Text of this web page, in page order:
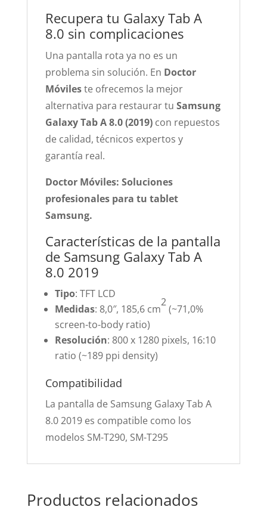
Recupera tu Galaxy Tab A
8.0 sin complicaciones
Una pantalla rota ya no es un
problema sin solución. En Doctor
Móvileste ofrecemos la mejor
alternativa para restaurar tu Samsung
Galaxy Tab A 8.0 (2019)con repuestos
de calidad, técnicos expertos y
garantía real.
Doctor Móviles: Soluciones
profesionales para tu tablet
Samsung.
Características de la pantalla
de Samsung Galaxy Tab A
8.0 2019
Tipo: TFT LCD
Medidas: 8,0″, 185,6 cm
2
(~71,0%
screen-to-body ratio)
Resolución: 800 x 1280 pixels, 16:10
ratio (~189 ppi density)
Compatibilidad
La pantalla de Samsung Galaxy Tab A
8.0 2019 es compatible como los
modelos SM-T290, SM-T295
Productos relacionados